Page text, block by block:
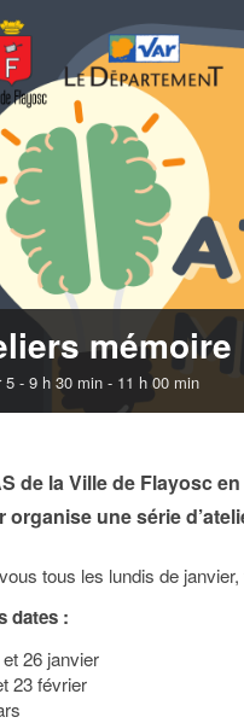
mémoire
5 - 9 h 30 min- 11 h 00 min
de la Ville de Flayosc
organise une série
tous les lundis de
dates :
26 janvier
23 février